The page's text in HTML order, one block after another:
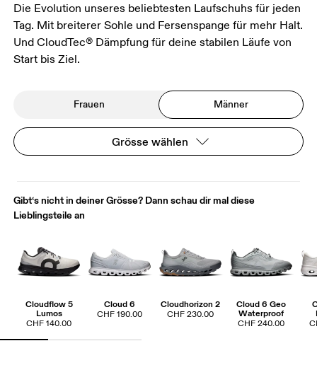
Die Evolution unseres beliebtesten Laufschuhs für jeden
Tag. Mit breiterer Sohle und Fersenspange für mehr Halt.
Und CloudTec® Dämpfung für deine stabilen Läufe von
Start bis Ziel.
Frauen Männer
Grösse wählen
Gibt‘s nicht in deiner Grösse? Dann schau dir mal diese
Lieblingsteile an
Cloudflow 5
Lumos
CHF 140.00
Cloud 6
CHF 190.00
Cloudhorizon 2
CHF 230.00
Cloud 6 Geo
Waterproof
CHF 240.00